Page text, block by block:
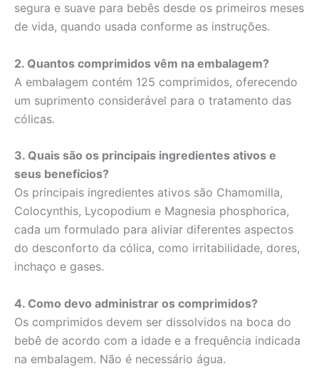
segura e suave para bebês desde os primeiros meses
de vida, quando usada conforme as instruções.
2. Quantos comprimidos vêm na embalagem?
A embalagem contém 125 comprimidos, oferecendo
um suprimento considerável para o tratamento das
cólicas.
3. Quais são os principais ingredientes ativos e
seus benefícios?
Os principais ingredientes ativos são Chamomilla,
Colocynthis, Lycopodium e Magnesia phosphorica,
cada um formulado para aliviar diferentes aspectos
do desconforto da cólica, como irritabilidade, dores,
inchaço e gases.
4. Como devo administrar os comprimidos?
Os comprimidos devem ser dissolvidos na boca do
bebê de acordo com a idade e a frequência indicada
na embalagem. Não é necessário água.